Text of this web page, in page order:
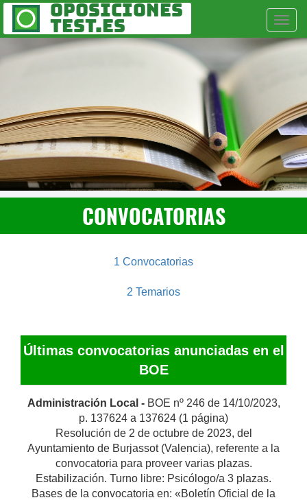
Oposiciones
Test.es
CONVOCATORIAS
1 Convocatorias
2 Temarios
Últimas convocatorias anunciadas en el
BOE
Administración Local - BOE nº 246 de 14/10/2023,
p. 137624 a 137624 (1 página)
Resolución de 2 de octubre de 2023, del
Ayuntamiento de Burjassot (Valencia), referente a la
convocatoria para proveer varias plazas.
Estabilización. Turno libre: Psicólogo/a 3 plazas.
Bases de la convocatoria en: «Boletín Oficial de la